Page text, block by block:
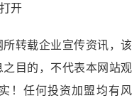
开
所转载企业宣传资讯，该
目的，不代表本网站观
！任何投资加盟均有风